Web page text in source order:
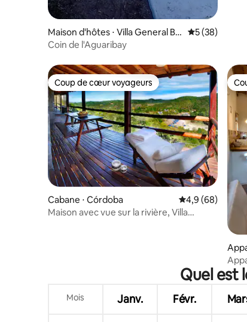
Maison d'hôtes ⋅ Villa General Bel
grano
Évaluation
5 (38)
Coin de l'Aguaribay
Coup de cœur voyageurs
Coup de cœur voyageurs
Cabane ⋅ Córdoba Évaluation
4,9 (68)
Maison avec vue sur la rivière, Villa
ano
Quel est
Mois Janv. Févr.